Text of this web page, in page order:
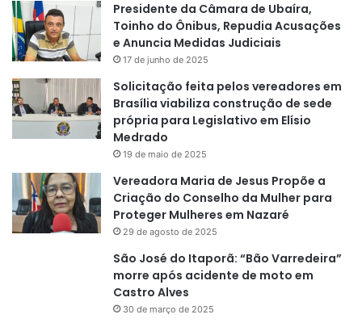
Presidente da Câmara de Ubaíra,
Toinho do Ônibus, Repudia Acusações
e Anuncia Medidas Judiciais
17 de junho de 2025
Solicitação feita pelos vereadores em
Brasília viabiliza construção de sede
própria para Legislativo em Elísio
Medrado
19 de maio de 2025
Vereadora Maria de Jesus Propõe a
Criação do Conselho da Mulher para
Proteger Mulheres em Nazaré
29 de agosto de 2025
São José do Itaporã: “Bão Varredeira”
morre após acidente de moto em
Castro Alves
30 de março de 2025